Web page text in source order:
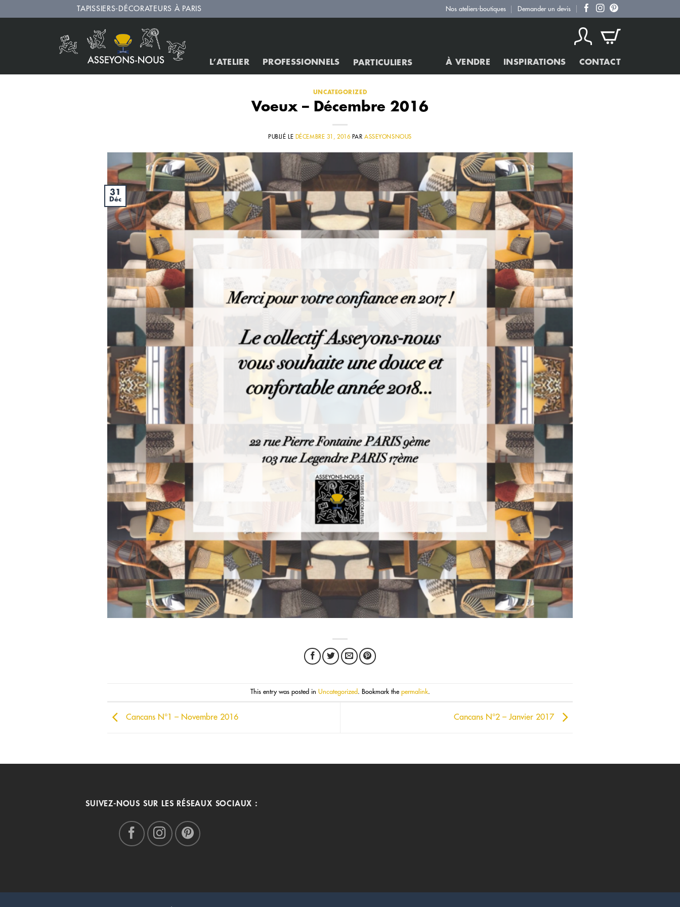
au
TAPISSIERS-DÉCORATEURS À PARIS Nos ateliers-boutiques Demander un devis
L’ATELIER PROFESSIONNELS PARTICULIERS À VENDRE INSPIRATIONS CONTACT
UNCATEGORIZED
Voeux – Décembre 2016
PUBLIÉ LE DÉCEMBRE 31, 2016 PARASSEYONSNOUS
31
Déc
This entry was posted in Uncategorized. Bookmark the permalink.
Cancans N°1 – Novembre 2016 Cancans N°2 – Janvier 2017
SUIVEZ-NOUS SUR LES RÉSEAUX SOCIAUX :